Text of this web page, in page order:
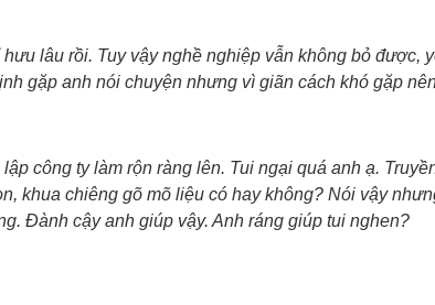
lâu rồi. Tuy vậy nghề nghiệp vẫn không bỏ được,
gặp anh nói chuyện nhưng vì giãn cách khó gặp
công ty làm rộn ràng lên. Tui ngại quá anh ạ.
khua chiêng gõ mõ liệu có hay không? Nói vậy
Đành cậy anh giúp vậy. Anh ráng giúp tui nghen?